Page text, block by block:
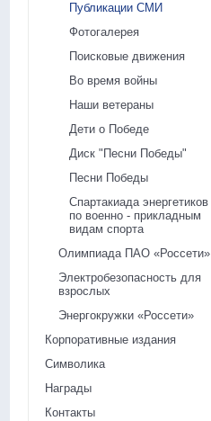
Публикации СМИ
Фотогалерея
Поисковые движения
Во время войны
Наши ветераны
Дети о Победе
Диск "Песни Победы"
Песни Победы
Спартакиада энергетиков
по военно - прикладным
видам спорта
Олимпиада ПАО «Россети»
Электробезопасность для
взрослых
Энергокружки «Россети»
Корпоративные издания
Символика
Награды
Контакты